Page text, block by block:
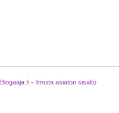
Blogaaja.fi- Ilmoita asiaton sisältö